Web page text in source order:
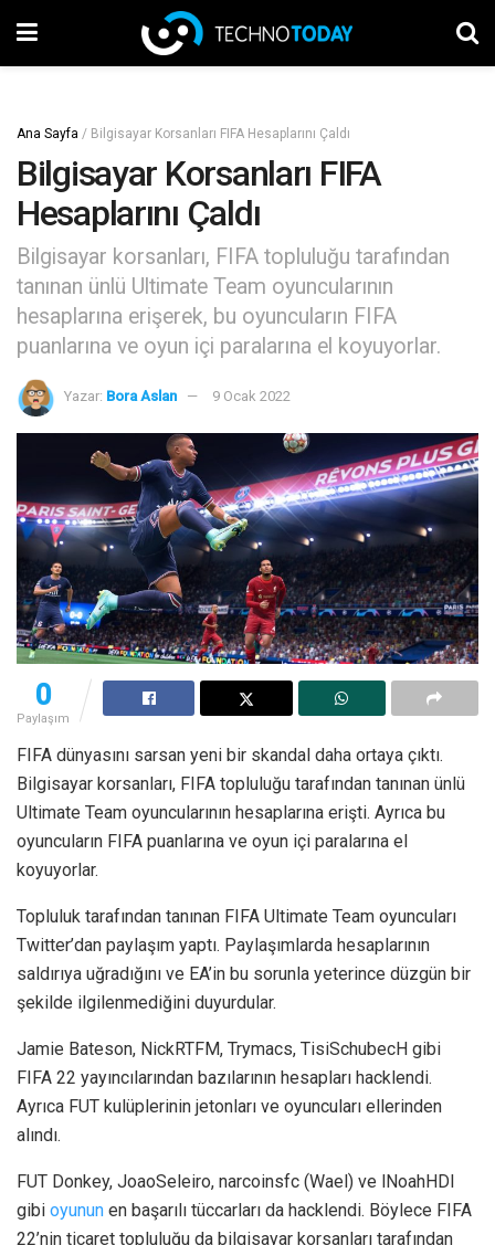
Ana Sayfa / Bilgisayar Korsanları FIFA Hesaplarını Çaldı
Bilgisayar Korsanları FIFA
Hesaplarını Çaldı
Bilgisayar korsanları, FIFA topluluğu tarafından
tanınan ünlü Ultimate Team oyuncularının
hesaplarına erişerek, bu oyuncuların FIFA
puanlarına ve oyun içi paralarına el koyuyorlar.
Yazar: Bora Aslan 9 Ocak 2022
0
Paylaşım
FIFA dünyasını sarsan yeni bir skandal daha ortaya çıktı.
Bilgisayar korsanları, FIFA topluluğu tarafından tanınan ünlü
Ultimate Team oyuncularının hesaplarına erişti. Ayrıca bu
oyuncuların FIFA puanlarına ve oyun içi paralarına el
koyuyorlar.
Topluluk tarafından tanınan FIFA Ultimate Team oyuncuları
Twitter’dan paylaşım yaptı. Paylaşımlarda hesaplarının
saldırıya uğradığını ve EA’in bu sorunla yeterince düzgün bir
şekilde ilgilenmediğini duyurdular.
Jamie Bateson, NickRTFM, Trymacs, TisiSchubecH gibi
FIFA 22 yayıncılarından bazılarının hesapları hacklendi.
Ayrıca FUT kulüplerinin jetonları ve oyuncuları ellerinden
alındı.
FUT Donkey, JoaoSeleiro, narcoinsfc (Wael) ve lNoahHDl
gibi oyunun en başarılı tüccarları da hacklendi. Böylece FIFA
22’nin ticaret topluluğu da bilgisayar korsanları tarafından